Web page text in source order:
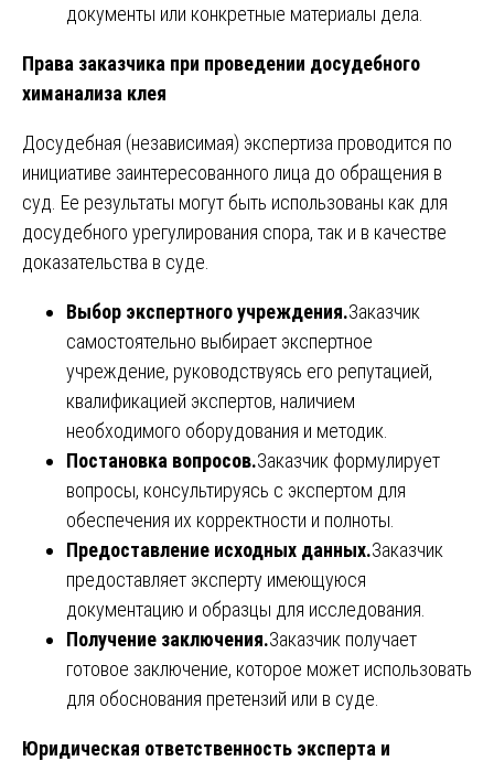
документы или конкретные материалы дела.
Права заказчика при проведении досудебного
химанализа клея
Досудебная (независимая) экспертиза проводится по
инициативе заинтересованного лица до обращения в
суд. Ее результаты могут быть использованы как для
досудебного урегулирования спора, так и в качестве
доказательства в суде.
Выбор экспертного учреждения.Заказчик
самостоятельно выбирает экспертное
учреждение, руководствуясь его репутацией,
квалификацией экспертов, наличием
необходимого оборудования и методик.
Постановка вопросов.Заказчик формулирует
вопросы, консультируясь с экспертом для
обеспечения их корректности и полноты.
Предоставление исходных данных.Заказчик
предоставляет эксперту имеющуюся
документацию и образцы для исследования.
Получение заключения.Заказчик получает
готовое заключение, которое может использовать
для обоснования претензий или в суде.
Юридическая ответственность эксперта и